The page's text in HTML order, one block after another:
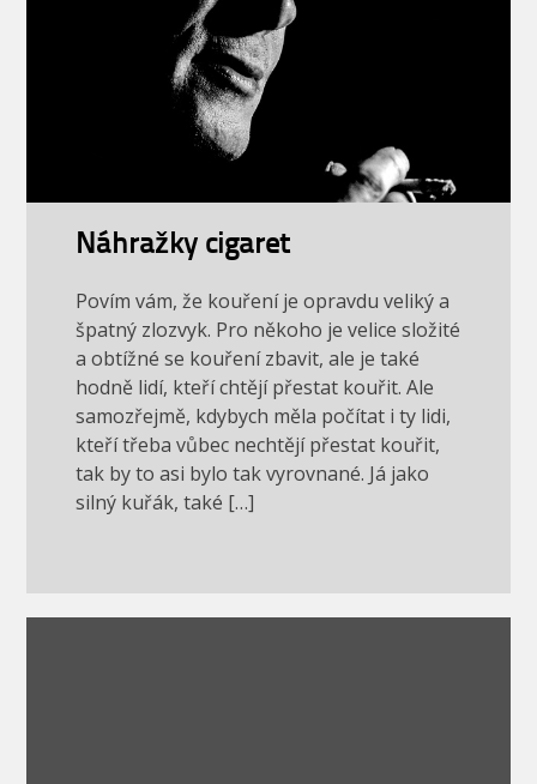
Náhražky cigaret
Povím vám, že kouření je opravdu veliký a
špatný zlozvyk. Pro někoho je velice složité
a obtížné se kouření zbavit, ale je také
hodně lidí, kteří chtějí přestat kouřit. Ale
samozřejmě, kdybych měla počítat i ty lidi,
kteří třeba vůbec nechtějí přestat kouřit,
tak by to asi bylo tak vyrovnané. Já jako
silný kuřák, také […]